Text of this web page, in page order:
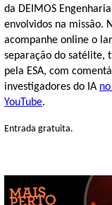
da DEIMOS
envolvidos na missão.
acompanhe online o
separação do satélite,
pela ESA, com
investigadores do IA
YouTube.
Entrada gratuita.